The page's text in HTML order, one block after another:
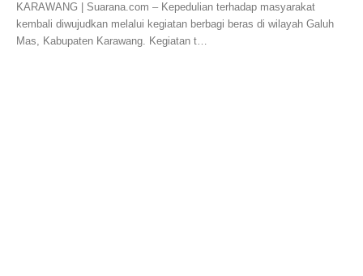
KARAWANG | Suarana.com – Kepedulian terhadap masyarakat
kembali diwujudkan melalui kegiatan berbagi beras di wilayah Galuh
Mas, Kabupaten Karawang. Kegiatan t…